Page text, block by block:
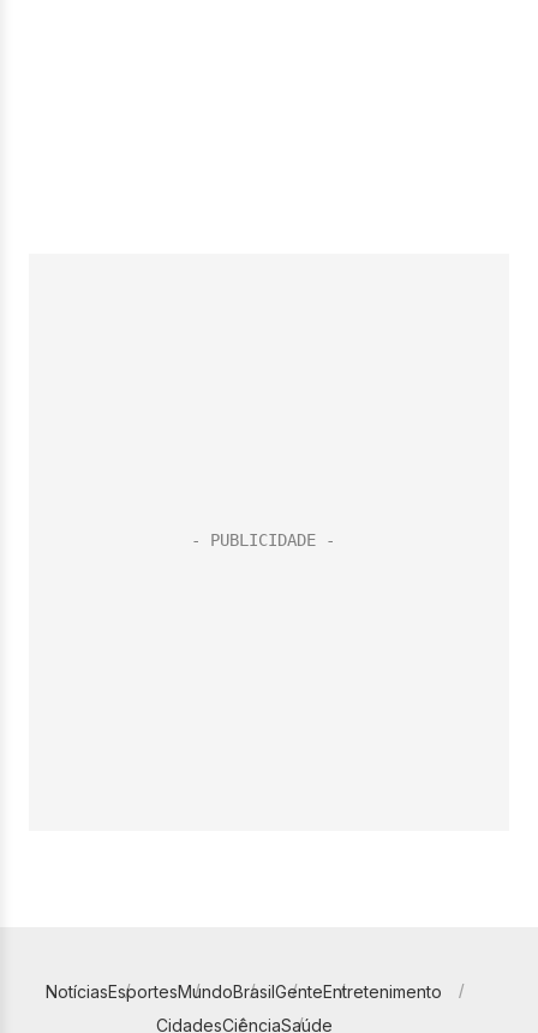
NotíciasEsportesMundoBrasilGenteEntretenimento
CidadesCiênciaSaúde